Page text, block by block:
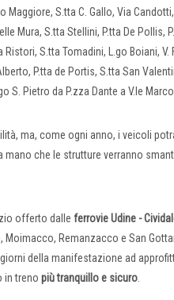
Maggiore, S.tta C. Gallo, Via
Mura, S.tta Stellini, P.tta De Pollis,
S.tta Tomadini, L.go Boiani, V.
P.tta de Portis, S.tta San
S. Pietro da P.zza Dante a V.le
ma, come ogni anno, i veicoli
che le strutture verranno
offerto dalle ferrovie Udine -
Remanzacco e San
della manifestazione ad
in treno più tranquillo e sicuro